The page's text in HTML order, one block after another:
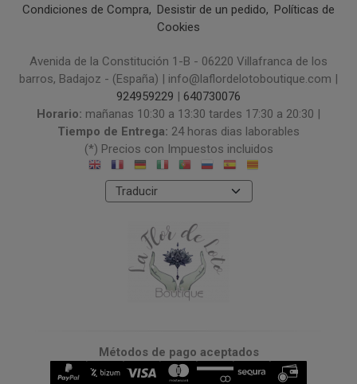
Condiciones de Compra
Desistir de un pedido
Políticas de
Cookies
Avenida de la Constitución 1-B - 06220 Villafranca de los
barros, Badajoz - (España) | info@laflordelotoboutique.com |
924959229 | 640730076
Horario: mañanas 10:30 a 13:30 tardes 17:30 a 20:30 |
Tiempo de Entrega: 24 horas dias laborables
(*) Precios con Impuestos incluidos
Métodos de pago aceptados